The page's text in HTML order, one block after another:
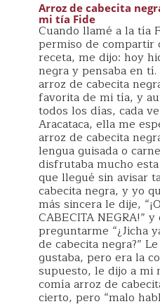
Arroz de cabecita
mi tía Fide
Cuando llamé a la tía
permiso de compartir
receta, me dijo: hoy
negra y pensaba en
arroz de cabecita
favorita de mi tía, y
todos los días, cada
Aracataca, ella me
arroz de cabecita
lengua guisada o
disfrutaba mucho
que llegué sin avisar
cabecita negra, y yo
más sincera le dije,
CABECITA NEGRA!”
preguntarme “¿Jicha
de cabecita negra?”
gustaba, pero era la
supuesto, le dijo a mi
comía arroz de
cierto, pero “malo